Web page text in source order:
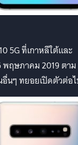
5G ที่เกาหลีใต้และ
พฤษภาคม 2019 ตาม
นๆ ทยอยเปิดตัวต่อ